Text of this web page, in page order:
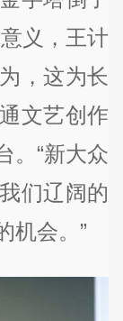
义，王计
，这为长
文艺创作
。“新大众
们辽阔的
机会。”